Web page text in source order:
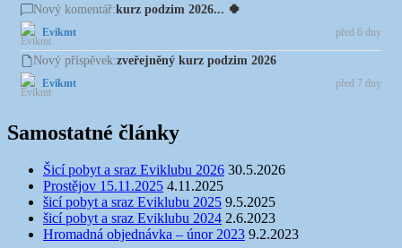
Nový komentář:kurz podzim 2026... 🍀
Evikmt před 6 dny
Nový příspěvek:zveřejněný kurz podzim 2026
Evikmt před 7 dny
Samostatné články
Šicí pobyt a sraz Eviklubu 2026 30.5.2026
Prostějov 15.11.2025 4.11.2025
šicí pobyt a sraz Eviklubu 2025 9.5.2025
šicí pobyt a sraz Eviklubu 2024 2.6.2023
Hromadná objednávka – únor 2023 9.2.2023